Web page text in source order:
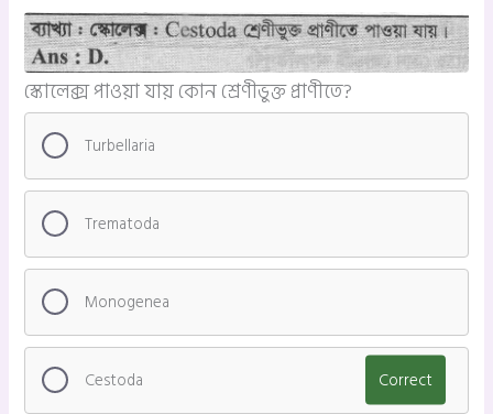
স্কোলেক্স পাওয়া যায় কোন শ্রেণীভুক্ত প্রাণীতে?
Turbellaria
Trematoda
Monogenea
Cestoda Correct